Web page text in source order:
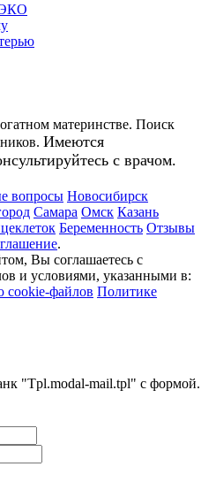
ЭКО
материнстве. Поиск
Имеются
с врачом.
вопросы Новосибирск
Самара Омск Казань
Беременность Отзывы
.
Вы соглашаетесь с
и условиями, указанными в:
cookie-файлов Политике
"Tpl.modal-mail.tpl" с формой.